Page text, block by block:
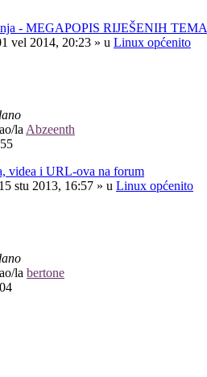
- MEGAPOPIS RIJEŠENIH TEMA
vel 2014, 20:23 » u Linux općenito
la Abzeenth
videa i URL-ova na forum
15 stu 2013, 16:57 » u Linux općenito
la bertone